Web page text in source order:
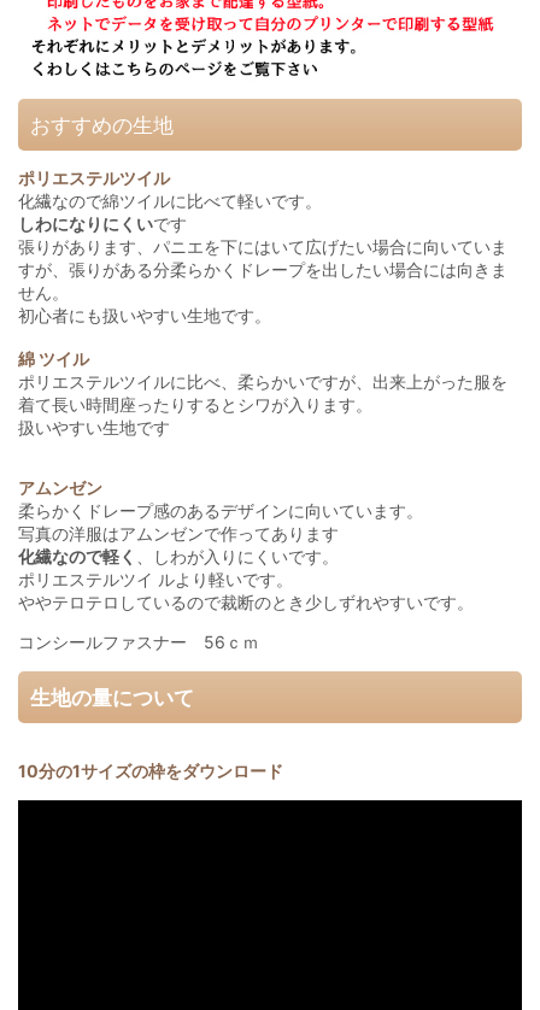
おすすめの生地
ポリエステルツイル
化繊なので綿ツイルに比べて軽いです。
しわになりにくいです
張りがあります、パニエを下にはいて広げたい場合に向いていま
すが、張りがある分柔らかくドレープを出したい場合には向きま
せん。
初心者にも扱いやすい生地です。
綿 ツイル
ポリエステルツイルに比べ、柔らかいですが、出来上がった服を
着て長い時間座ったりするとシワが入ります。
扱いやすい生地です
アムンゼン
柔らかくドレープ感のあるデザインに向いています。
写真の洋服はアムンゼンで作ってあります
化繊なので軽く
、しわが入りにくいです。
ポリエステルツイ ルより軽いです。
ややテロテロしているので裁断のとき少しずれやすいです。
コンシールファスナー 56ｃｍ
生地の量について
10分の1サイズの枠をダウンロード